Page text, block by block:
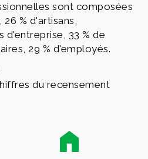
sont composées
26 % d'artisans,
33 % de
29 % d'employés.
du recensement